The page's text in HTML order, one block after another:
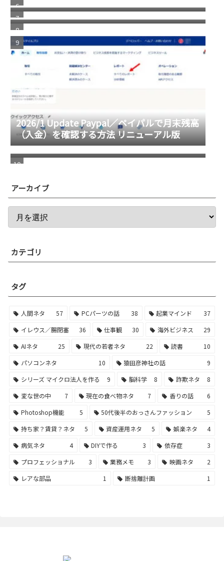
福岡銀行の相次ぐ不祥事
2026/1 Update Paypal／ペイパルで月末残高
（入金）を確認する方法 リニューアル版
進化する画像システム／グーグルレンズを使
ってショップへ誘導
アーカイブ
カテゴリ
タグ
人間ネタ 57 PCパーツの話 38 起業マインド
37
イレウス／腸閉塞
36 仕事観 30 海外ビジネス
29
AIネタ
25 現代の若者ネタ 22 読書
10
パソコンネタ
10 猿田彦神社の話
9
シリーズ マイクロ法人を作る
9 脳科学 8 詐欺ネタ
8
変な世の中
7 現在の食べ物ネタ 7 香りの話
6
Photoshop機能
5 50代後半のおっさんファッション
5
持ち家？賃貸？ネタ
5 資産運用ネタ 5 娯楽ネタ
4
病気ネタ
4 DIYで作る 3 依存症
3
プロフェッショナル
3 業務メモ 3 映画ネタ
2
レアな部品
1 断捨離計画 1